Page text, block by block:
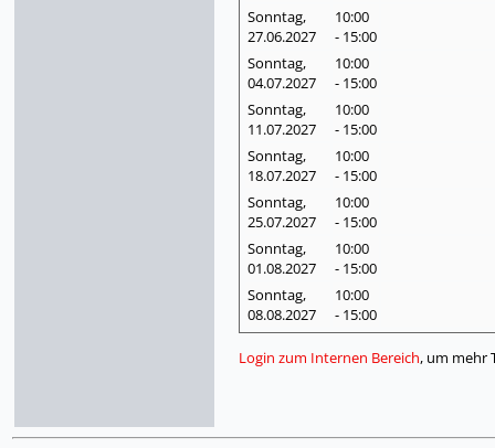
Sonntag,
27.06.2027
10:00
- 15:00
Sonntag,
04.07.2027
10:00
- 15:00
Sonntag,
11.07.2027
10:00
- 15:00
Sonntag,
18.07.2027
10:00
- 15:00
Sonntag,
25.07.2027
10:00
- 15:00
Sonntag,
01.08.2027
10:00
- 15:00
Sonntag,
08.08.2027
10:00
- 15:00
Login zum Internen Bereich, um mehr